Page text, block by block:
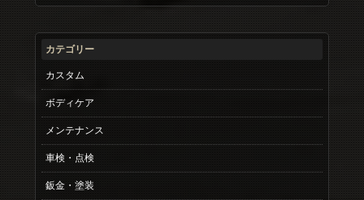
カテゴリー
カスタム
ボディケア
メンテナンス
車検・点検
鈑金・塗装